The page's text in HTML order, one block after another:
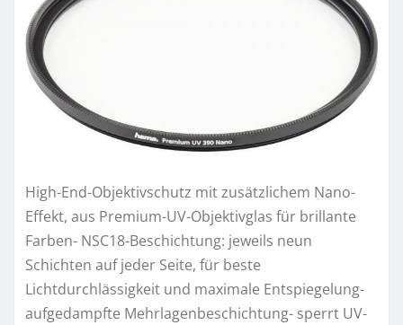
High-End-Objektivschutz mit zusätzlichem Nano-
Effekt, aus Premium-UV-Objektivglas für brillante
Farben- NSC18-Beschichtung: jeweils neun
Schichten auf jeder Seite, für beste
Lichtdurchlässigkeit und maximale Entspiegelung-
aufgedampfte Mehrlagenbeschichtung- sperrt UV-